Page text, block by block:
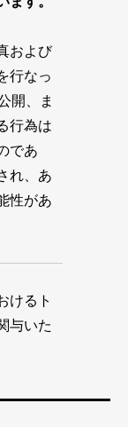
および
行なっ
開、ま
行為は
であ
れ、あ
性があ
けるト
与いた